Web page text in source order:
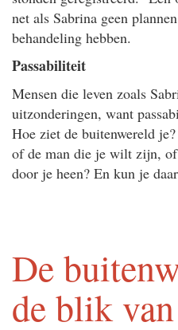
net als Sabrina geen
behandeling hebben.
Passabiliteit
Mensen die leven zoals
uitzonderingen, want
Hoe ziet de buitenwereld
of de man die je wilt zijn,
door je heen? En kun je
De
de blik